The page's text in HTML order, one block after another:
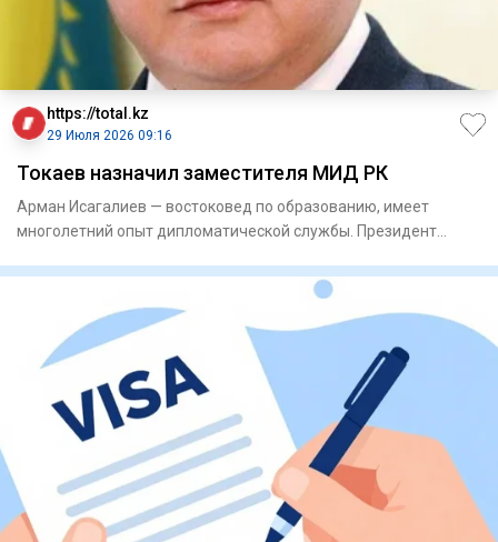
https://total.kz
29 Июля 2026 09:16
Токаев назначил заместителя МИД РК
Арман Исагалиев — востоковед по образованию, имеет
многолетний опыт дипломатической службы. Президент